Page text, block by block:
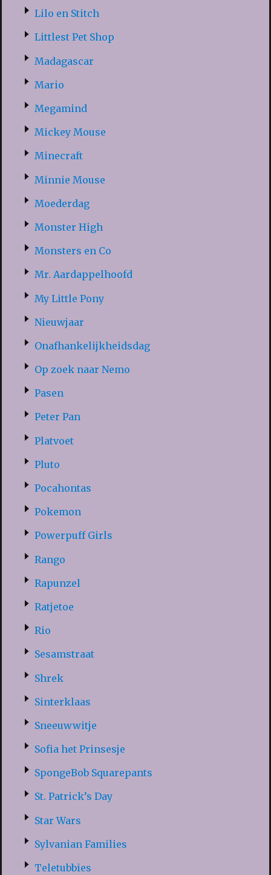
Lilo en Stitch
Littlest Pet Shop
Madagascar
Mario
Megamind
Mickey Mouse
Minecraft
Minnie Mouse
Moederdag
Monster High
Monsters en Co
Mr. Aardappelhoofd
My Little Pony
Nieuwjaar
Onafhankelijkheidsdag
Op zoek naar Nemo
Pasen
Peter Pan
Platvoet
Pluto
Pocahontas
Pokemon
Powerpuff Girls
Rango
Rapunzel
Ratjetoe
Rio
Sesamstraat
Shrek
Sinterklaas
Sneeuwwitje
Sofia het Prinsesje
SpongeBob Squarepants
St. Patrick’s Day
Star Wars
Sylvanian Families
Teletubbies